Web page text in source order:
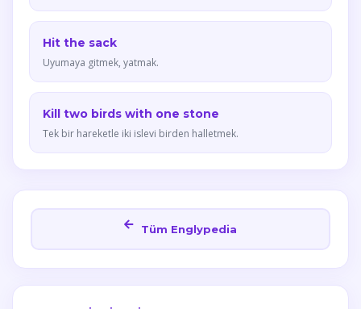
Hit the sack
Uyumaya gitmek, yatmak.
Kill two birds with one stone
Tek bir hareketle iki islevi birden halletmek.
Tüm Englypedia